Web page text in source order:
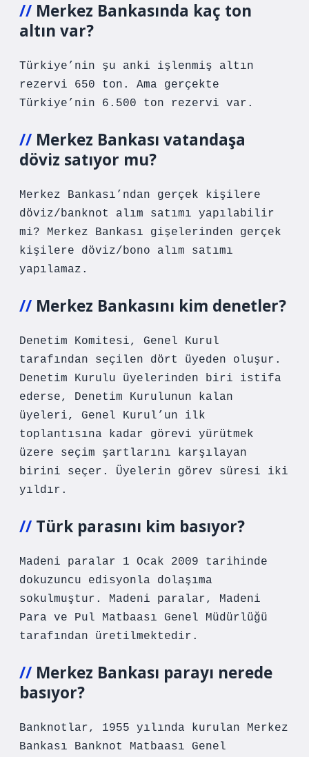
Merkez Bankasında kaç ton
altın var?
Türkiye’nin şu anki işlenmiş altın
rezervi 650 ton. Ama gerçekte
Türkiye’nin 6.500 ton rezervi var.
Merkez Bankası vatandaşa
döviz satıyor mu?
Merkez Bankası’ndan gerçek kişilere
döviz/banknot alım satımı yapılabilir
mi? Merkez Bankası gişelerinden gerçek
kişilere döviz/bono alım satımı
yapılamaz.
Merkez Bankasını kim denetler?
Denetim Komitesi, Genel Kurul
tarafından seçilen dört üyeden oluşur.
Denetim Kurulu üyelerinden biri istifa
ederse, Denetim Kurulunun kalan
üyeleri, Genel Kurul’un ilk
toplantısına kadar görevi yürütmek
üzere seçim şartlarını karşılayan
birini seçer. Üyelerin görev süresi iki
yıldır.
Türk parasını kim basıyor?
Madeni paralar 1 Ocak 2009 tarihinde
dokuzuncu edisyonla dolaşıma
sokulmuştur. Madeni paralar, Madeni
Para ve Pul Matbaası Genel Müdürlüğü
tarafından üretilmektedir.
Merkez Bankası parayı nerede
basıyor?
Banknotlar, 1955 yılında kurulan Merkez
Bankası Banknot Matbaası Genel